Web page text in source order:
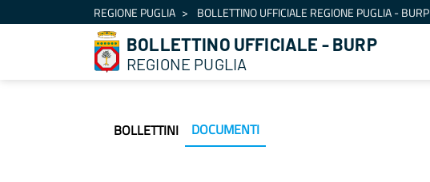
Salta al contenutoREGIONE PUGLIA BOLLETTINO UFFICIALE REGIONE PUGLIA - BURP
BOLLETTINO UFFICIALE - BURP
REGIONE PUGLIA
BOLLETTINI DOCUMENTI